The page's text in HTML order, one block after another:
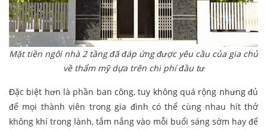
Mặt tiền ngôi nhà 2 tầng đã đáp ứng được yêu cầu của gia chủ
về thẩm mỹ dựa trên chi phí đầu tư
Đặc biệt hơn là phần ban công, tuy không quá rộng nhưng đủ
để mọi thành viên trong gia đình có thể cùng nhau hít thở
không khí trong lành, tắm nắng vào mỗi buổi sáng sớm hay để